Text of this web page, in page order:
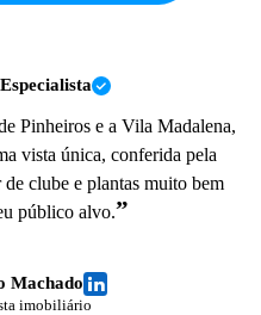
Pinheiros e a Vila Madalena,
vista única, conferida pela
clube e plantas muito bem
público alvo.”
Machado
imobiliário